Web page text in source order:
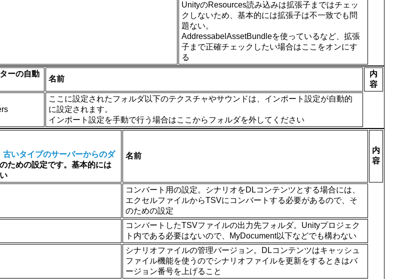
UnityのResources読み込みは拡張子まではチェッ
クしないため、基本的には拡張子は不一致でも問
題ない。
AddressabelAssetBundleを使っているなど、拡張
子まで正確チェックしたい場合はここをオンにす
る
ーの自動
名前
内
容
ここに設定されたフォルダ以下のテクスチャやサウンドは、インポート設定が自動的
に設定されます。
インポート設定を手動で行う場合はここからフォルダを外してください
古いタイプのサーバーからのダ
ための設定です。基本的には
名前
内
容
コンバート用の設定。シナリオをDLコンテンツとする場合には、
エクセルファイルからTSVにコンバートする必要があるので、そ
のための設定
コンバートしたTSVファイルの出力先フォルダ。Unityプロジェク
ト内である必要はないので、MyDocument以下などでも構わない
シナリオファイルの管理バージョン。DLコンテンツはキャッシュ
ファイル機能を使うのでシナリオファイルを更新をするときはバ
ージョン番号を上げること